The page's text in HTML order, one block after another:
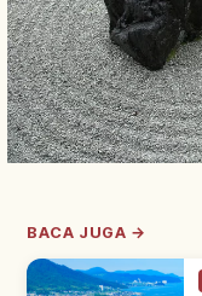
BACA JUGA →